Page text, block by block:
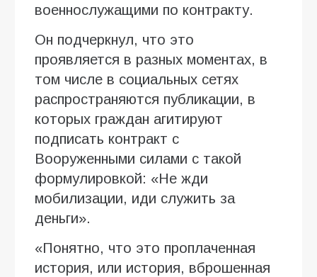
военнослужащими по контракту.
Он подчеркнул, что это
проявляется в разных моментах, в
том числе в социальных сетях
распространяются публикации, в
которых граждан агитируют
подписать контракт с
Вооруженными силами с такой
формулировкой: «Не жди
мобилизации, иди служить за
деньги».
«Понятно, что это проплаченная
история, или история, вброшенная